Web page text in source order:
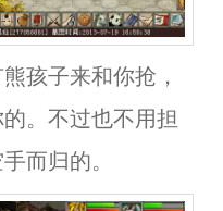
孩子来和你抢，
。不过也不用担
而归的。